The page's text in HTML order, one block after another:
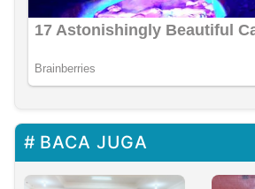
BACA JUGA